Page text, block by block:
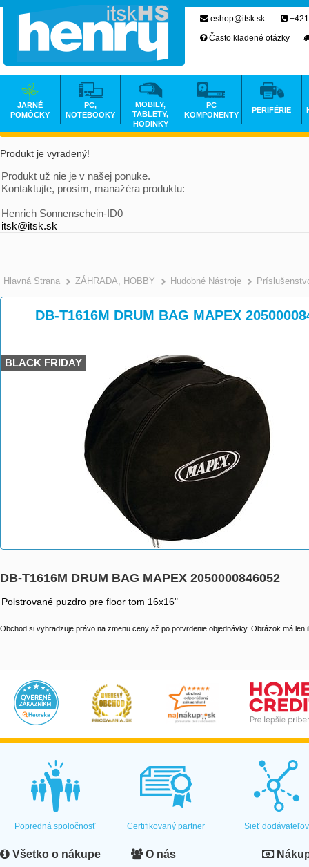
Produkt je vyradený!
Produkt už nie je v našej ponuke.
Kontaktujte, prosím, manažéra produktu:
Henrich Sonnenschein-ID0
itsk@itsk.sk
Hlavná Strana >
ZÁHRADA, HOBBY >
Hudobné Nástroje
DB-T1616M DRUM BAG MAPEX
BLACK FRIDAY
DB-T1616M DRUM BAG MAPEX 2050000846052
Polstrované puzdro pre floor tom 16x16"
Obchod si vyhradzuje právo na zmenu ceny až po potvrdenie objednávky. Obrázok má len
eshop@itsk.sk
Často kladené otázky
JARNÉ
POMÔCKY
PC,
NOTEBOOKY
MOBILY,
TABLETY,
HODINKY
PC
KOMPONENTY
PERIFÉRIE
Popredná spoločnosť Certifikovaný partner Sieť dodávateľov
Všetko o nákupe O nás